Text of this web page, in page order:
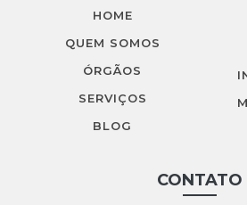
Outorga de água
Outorga de água para poço artesiano
Outorga de água para poço artesiano
Outorga de água em são paulo
Outorga de uso de água subterrânea
HOME
QUEM SOMOS
ÓRGÃOS
SERVIÇOS
BLOG
CONTATO